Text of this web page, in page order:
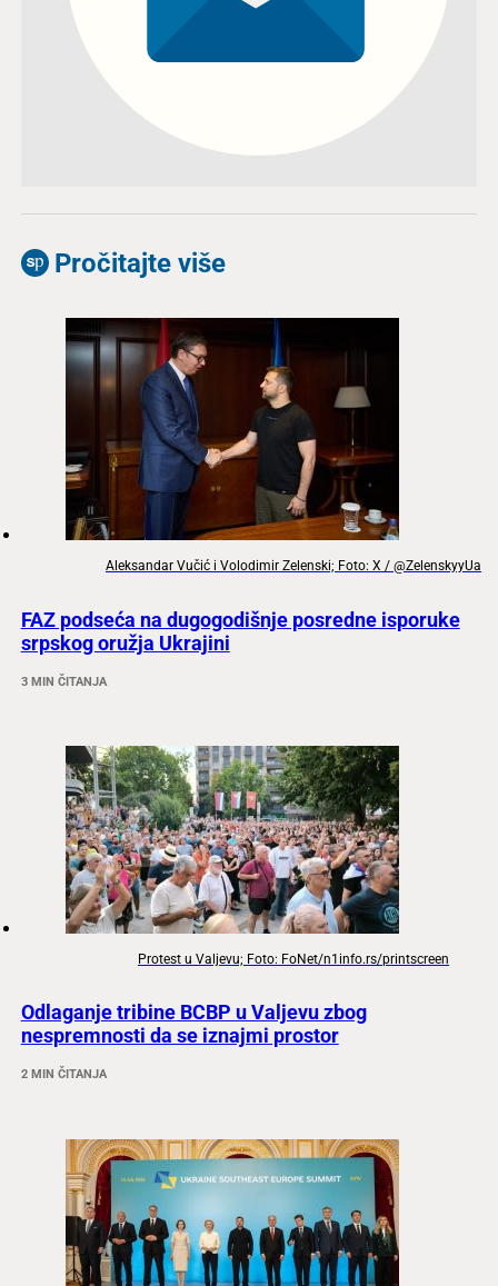
Pročitajte više
Aleksandar Vučić i Volodimir Zelenski; Foto: X / @ZelenskyyUa
FAZ podseća na dugogodišnje posredne isporuke
srpskog oružja Ukrajini
3 MIN ČITANJA
Protest u Valjevu; Foto: FoNet/n1info.rs/printscreen
Odlaganje tribine BCBP u Valjevu zbog
nespremnosti da se iznajmi prostor
2 MIN ČITANJA